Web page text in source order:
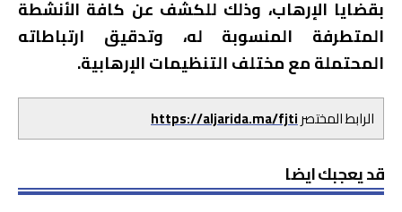
بقضايا الإرهاب، وذلك للكشف عن كافة الأنشطة
المتطرفة المنسوبة له، وتدقيق ارتباطاته
المحتملة مع مختلف التنظيمات الإرهابية.
الرابط المختصرhttps://aljarida.ma/fjti
قد يعجبك ايضا